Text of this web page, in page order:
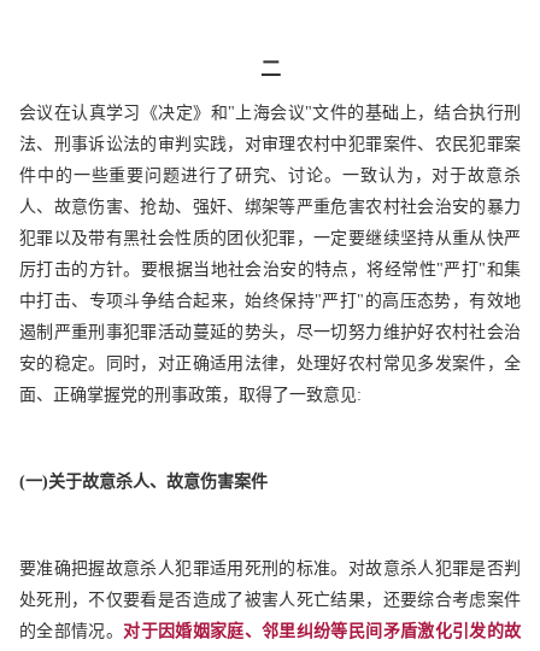
二
会议在认真学习《决定》和"上海会议"文件的基础上，结合执行刑
法、刑事诉讼法的审判实践，对审理农村中犯罪案件、农民犯罪案
件中的一些重要问题进行了研究、讨论。一致认为，对于故意杀
人、故意伤害、抢劫、强奸、绑架等严重危害农村社会治安的暴力
犯罪以及带有黑社会性质的团伙犯罪，一定要继续坚持从重从快严
厉打击的方针。要根据当地社会治安的特点，将经常性"严打"和集
中打击、专项斗争结合起来，始终保持"严打"的高压态势，有效地
遏制严重刑事犯罪活动蔓延的势头，尽一切努力维护好农村社会治
安的稳定。同时，对正确适用法律，处理好农村常见多发案件，全
面、正确掌握党的刑事政策，取得了一致意见:
(一)关于故意杀人、故意伤害案件
要准确把握故意杀人犯罪适用死刑的标准。对故意杀人犯罪是否判
处死刑，不仅要看是否造成了被害人死亡结果，还要综合考虑案件
的全部情况。 对于因婚姻家庭、邻里纠纷等民间矛盾激化引发的故